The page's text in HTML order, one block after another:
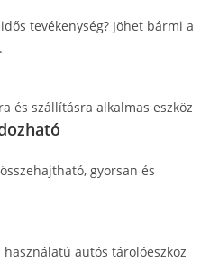
tevékenység? Jöhet bármi a
gyorsan és